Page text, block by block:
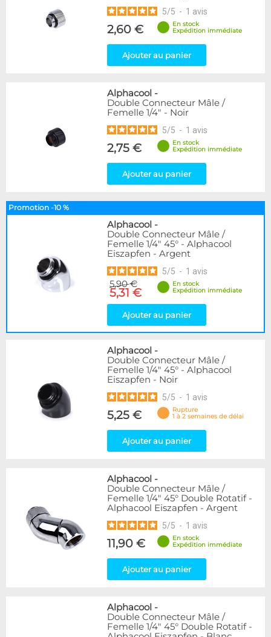
5/5 - 1 avis
2,60 €
En stock
Expédition immédiate
Ajouter au panier
Alphacool -
Double Connecteur Mâle /
Femelle 1/4" - Noir
5/5 - 1 avis
2,75 €
En stock
Expédition immédiate
Ajouter au panier
Promotion -10 %
Alphacool -
Double Connecteur Mâle /
Femelle 1/4" 45° - Alphacool
Eiszapfen - Argent
5/5 - 1 avis
5,90 €
5,31 €
En stock
Expédition immédiate
Ajouter au panier
Alphacool -
Double Connecteur Mâle /
Femelle 1/4" 45° - Alphacool
Eiszapfen - Noir
5/5 - 1 avis
5,25 €
Rupture
1 à 2 semaines de délai
Ajouter au panier
Alphacool -
Double Connecteur Mâle /
Femelle 1/4" 45° Double Rotatif -
Alphacool Eiszapfen - Argent
5/5 - 1 avis
11,90 €
En stock
Expédition immédiate
Ajouter au panier
Alphacool -
Double Connecteur Mâle /
Femelle 1/4" 45° Double Rotatif -